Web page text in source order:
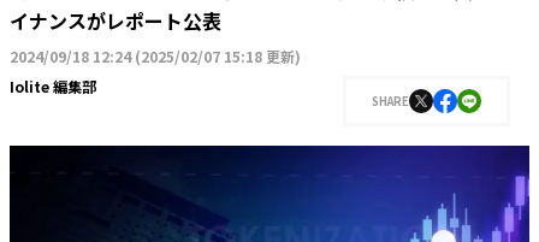
イナンスがレポート公表
2024/09/18 12:24(2025/02/07 15:18 更新)
Iolite 編集部
SHARE